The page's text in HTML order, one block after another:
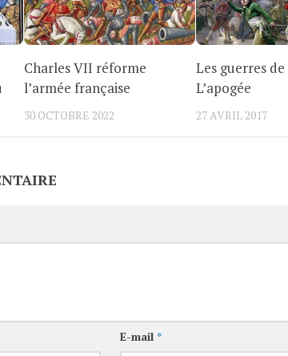
Charles VII réforme
l’armée française
30 OCTOBRE 2022
Les guerres de
L’apogée
27 AVRIL 2017
E-mail *